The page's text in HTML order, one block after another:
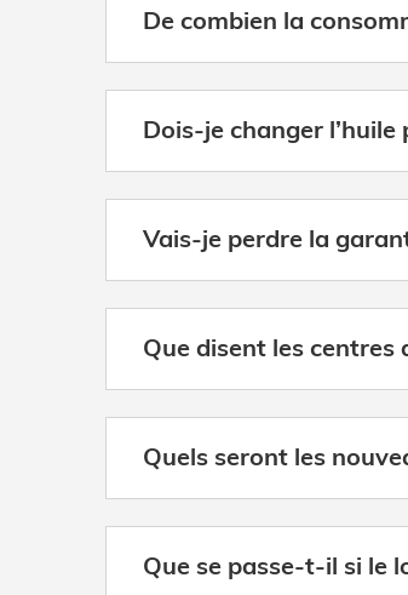
De combien la
Dois-je changer l’huile
Vais-je perdre la
Que disent les centres
Quels seront les
Que se passe-t-il si le